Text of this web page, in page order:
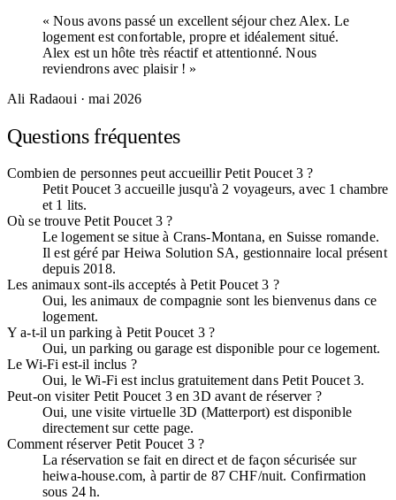
« Nous avons passé un excellent séjour chez Alex. Le
logement est confortable, propre et idéalement situé.
Alex est un hôte très réactif et attentionné. Nous
reviendrons avec plaisir ! »
Ali Radaoui · mai 2026
Questions fréquentes
Combien de personnes peut accueillir Petit Poucet 3 ?
Petit Poucet 3 accueille jusqu'à 2 voyageurs, avec 1 chambre
et 1 lits.
Où se trouve Petit Poucet 3 ?
Le logement se situe à Crans-Montana, en Suisse romande.
Il est géré par Heiwa Solution SA, gestionnaire local présent
depuis 2018.
Les animaux sont-ils acceptés à Petit Poucet 3 ?
Oui, les animaux de compagnie sont les bienvenus dans ce
logement.
Y a-t-il un parking à Petit Poucet 3 ?
Oui, un parking ou garage est disponible pour ce logement.
Le Wi-Fi est-il inclus ?
Oui, le Wi-Fi est inclus gratuitement dans Petit Poucet 3.
Peut-on visiter Petit Poucet 3 en 3D avant de réserver ?
Oui, une visite virtuelle 3D (Matterport) est disponible
directement sur cette page.
Comment réserver Petit Poucet 3 ?
La réservation se fait en direct et de façon sécurisée sur
heiwa-house.com, à partir de 87 CHF/nuit. Confirmation
sous 24 h.